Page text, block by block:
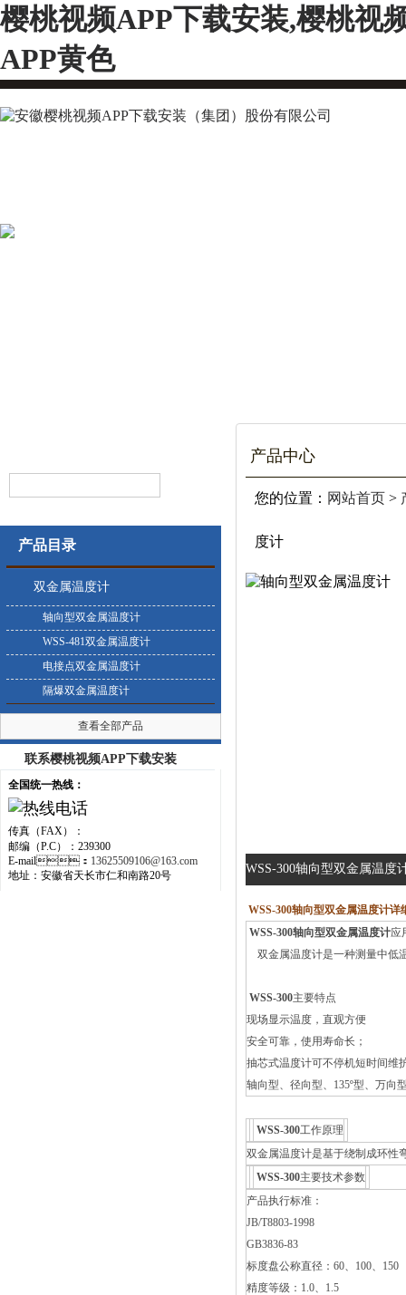
樱桃视频APP下载安装,樱桃视
APP黄色
产品目录
双金属温度计
轴向型双金属温度计
WSS-481双金属温度计
电接点双金属温度计
隔爆双金属温度计
查看全部产品
联系樱桃视频APP下载安装
全国统一热线：
传真（FAX）：
邮编（P.C）：239300
E-mail： 13625509106@163.com
地址：安徽省天长市仁和南路20号
产品中心
您的位置： 网站首页 >
度计
WSS-300轴向型双金属温度计
WSS-300轴向型双金属温度计详
WSS-300轴向型双金属温度计应
双金属温度计是一种测量中低温
WSS-300主要特点
现场显示温度，直观方便
安全可靠，使用寿命长；
抽芯式温度计可不停机短时间维护
轴向型、径向型、135º型
WSS-300工作原理
双金属温度计是基于绕制成环性弯曲
WSS-300主要技术参数
产品执行标准：
JB/T8803-1998
GB3836-83
标度盘公称直径：60、100、150
精度等级：1.0、1.5